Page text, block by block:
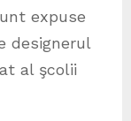
expuse
designerul
al şcolii